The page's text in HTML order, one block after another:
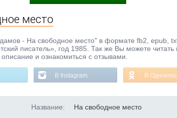
место
- На свободное место" в формате fb2, epub,
писатель», год 1985. Так же Вы можете
и ознакомиться с отзывами.
В Instagram В
Название: На свободное место